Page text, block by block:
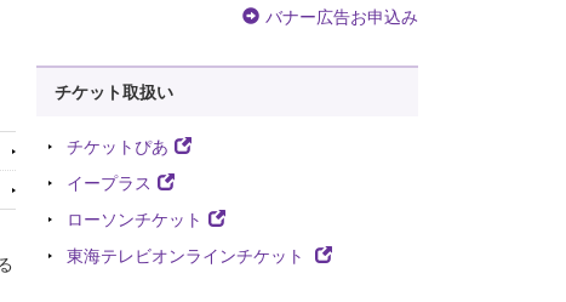
バナー広告お申込み
チケット取扱い
チケットぴあ
イープラス
ローソンチケット
東海テレビオンラインチケット